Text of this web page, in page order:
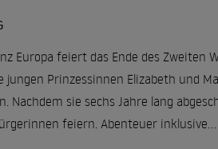
Europa feiert das Ende des
jungen Prinzessinnen Elizabeth und
Nachdem sie sechs Jahre lang
feiern. Abenteuer inklusive…